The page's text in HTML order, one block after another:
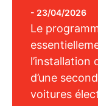
- 23/04/2026
Le
l’installation
d’une
voitures